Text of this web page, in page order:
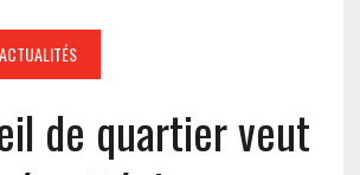
ACTUALITÉS
de quartier veut